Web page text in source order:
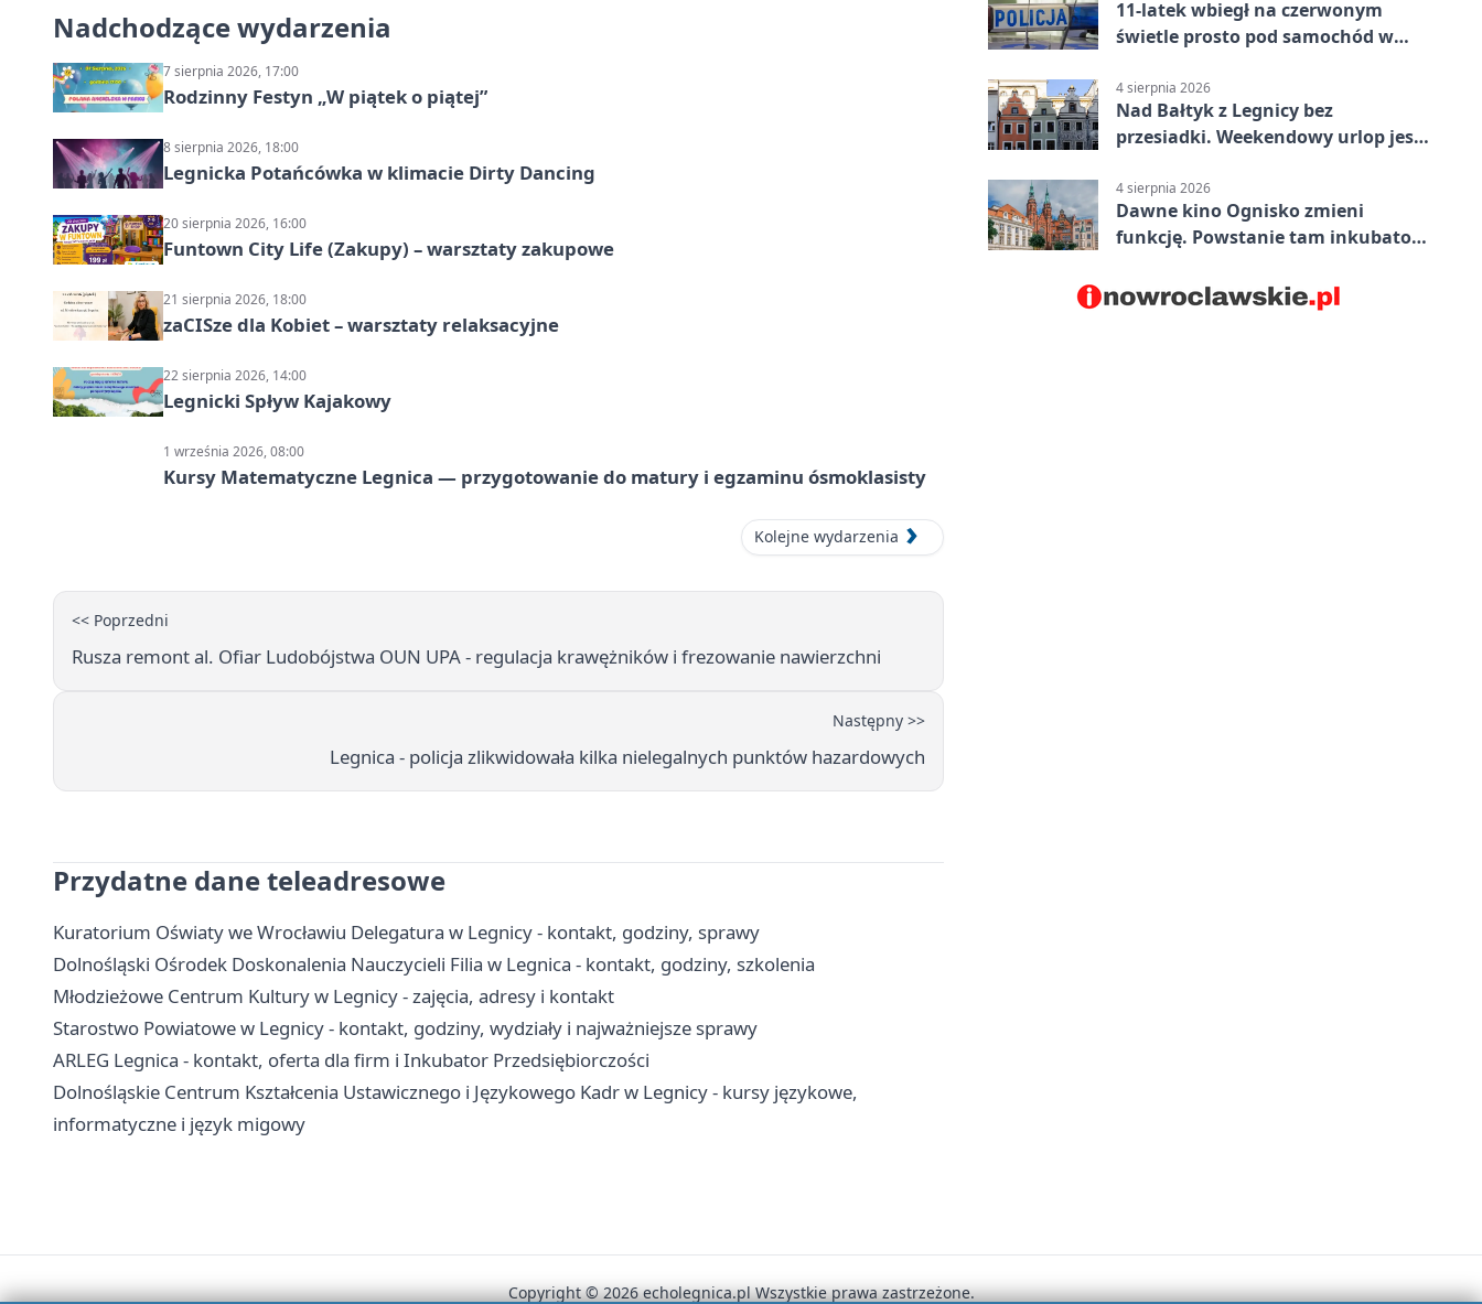
Nadchodzące wydarzenia
7 sierpnia 2026, 17:00
Rodzinny Festyn „W piątek o piątej”
8 sierpnia 2026, 18:00
Legnicka Potańcówka w klimacie Dirty Dancing
20 sierpnia 2026, 16:00
Funtown City Life (Zakupy) – warsztaty zakupowe
21 sierpnia 2026, 18:00
zaCISze dla Kobiet – warsztaty relaksacyjne
22 sierpnia 2026, 14:00
Legnicki Spływ Kajakowy
1 września 2026, 08:00
Kursy Matematyczne Legnica — przygotowanie do matury i egzaminu ósmoklasisty
Kolejne wydarzenia
<< Poprzedni
Rusza remont al. Ofiar Ludobójstwa OUN UPA - regulacja krawężników i frezowanie nawierzchni
Następny >>
Legnica - policja zlikwidowała kilka nielegalnych punktów hazardowych
Przydatne dane teleadresowe
Kuratorium Oświaty we Wrocławiu Delegatura w Legnicy - kontakt, godziny, sprawy
Dolnośląski Ośrodek Doskonalenia Nauczycieli Filia w Legnica - kontakt, godziny, szkolenia
Młodzieżowe Centrum Kultury w Legnicy - zajęcia, adresy i kontakt
Starostwo Powiatowe w Legnicy - kontakt, godziny, wydziały i najważniejsze sprawy
ARLEG Legnica - kontakt, oferta dla firm i Inkubator Przedsiębiorczości
Dolnośląskie Centrum Kształcenia Ustawicznego i Językowego Kadr w Legnicy - kursy językowe,
informatyczne i język migowy
11-latek wbiegł na czerwonym
świetle prosto pod samochód w
4 sierpnia 2026
Nad Bałtyk z Legnicy bez
przesiadki. Weekendowy urlop jest
4 sierpnia 2026
Dawne kino Ognisko zmieni
funkcję. Powstanie tam inkubator
Copyright © 2026 echolegnica.pl Wszystkie prawa zastrzeżone.